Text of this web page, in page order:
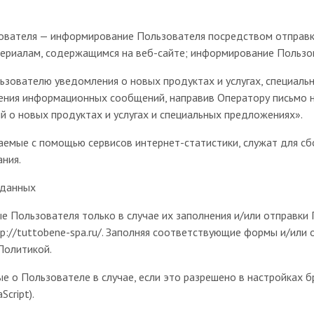
— информирование Пользователя посредством
содержащимся на веб-сайте; информирование
уведомления о новых продуктах и услугах,
информационных сообщений, направив Оператору
новых продуктах и услугах и специальных предложениях».
с помощью сервисов интернет-статистики, служат для
только в случае их заполнения и/или
tuttobene-spa.ru/. Заполняя соответствующие формы и/или
Пользователе в случае, если это разрешено в настройках